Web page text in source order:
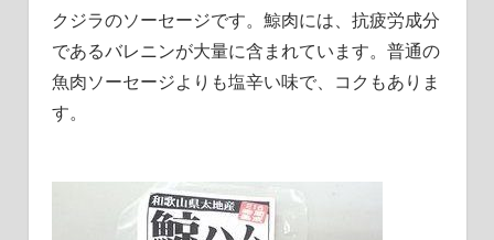
クジラのソーセージです。鯨肉には、抗疲労成分
であるバレニンが大量に含まれています。普通の
魚肉ソーセージよりも塩辛い味で、コクもありま
す。